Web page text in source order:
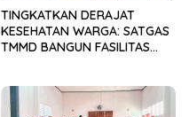
TINGKATKAN DERAJAT
KESEHATAN WARGA: SATGAS
TMMD BANGUN FASILITAS